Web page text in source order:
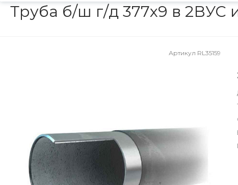
Труба б/ш г/д 377х9 в
Артикул RL35159